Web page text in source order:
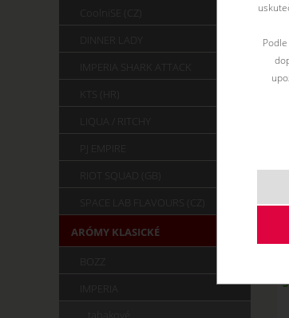
DINNER LADY
IMPERIA SHARK ATTACK
KTS (HR)
LIQUA / RITCHY
PJ EMPIRE
RIOT SQUAD (GB)
ARÓMY KLASICKÉ
IMPERIA